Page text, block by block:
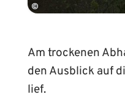
©
Am trockenen
den Ausblick auf
lief.